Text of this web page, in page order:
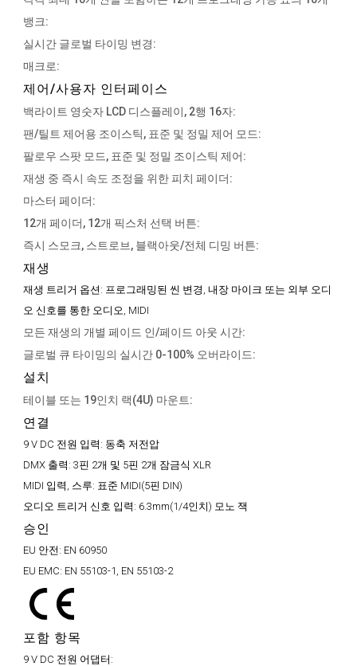
뱅크:
실시간 글로벌 타이밍 변경:
매크로:
제어/사용자 인터페이스
백라이트 영숫자 LCD 디스플레이, 2행 16자:
팬/틸트 제어용 조이스틱, 표준 및 정밀 제어 모드:
팔로우 스팟 모드, 표준 및 정밀 조이스틱 제어:
재생 중 즉시 속도 조정을 위한 피치 페이더:
마스터 페이더:
12개 페이더, 12개 픽스처 선택 버튼:
즉시 스모크, 스트로브, 블랙아웃/전체 디밍 버튼:
재생
재생 트리거 옵션: 프로그래밍된 씬 변경, 내장 마이크 또는 외부 오디
오 신호를 통한 오디오, MIDI
모든 재생의 개별 페이드 인/페이드 아웃 시간:
글로벌 큐 타이밍의 실시간 0-100% 오버라이드:
설치
테이블 또는 19인치 랙(4U) 마운트:
연결
9 V DC 전원 입력: 동축 저전압
DMX 출력: 3핀 2개 및 5핀 2개 잠금식 XLR
MIDI 입력, 스루: 표준 MIDI(5핀 DIN)
오디오 트리거 신호 입력: 6.3mm(1/4인치) 모노 잭
승인
EU 안전: EN 60950
EU EMC: EN 55103-1, EN 55103-2
포함 항목
9 V DC 전원 어댑터: